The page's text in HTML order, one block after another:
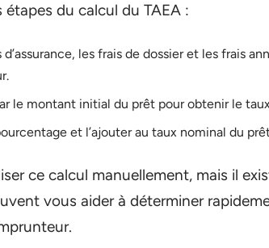
du calcul du TAEA :
les frais de dossier et les frais
le montant initial du prêt pour obtenir le
et l’ajouter au taux nominal du
ce calcul manuellement, mais il
vous aider à déterminer